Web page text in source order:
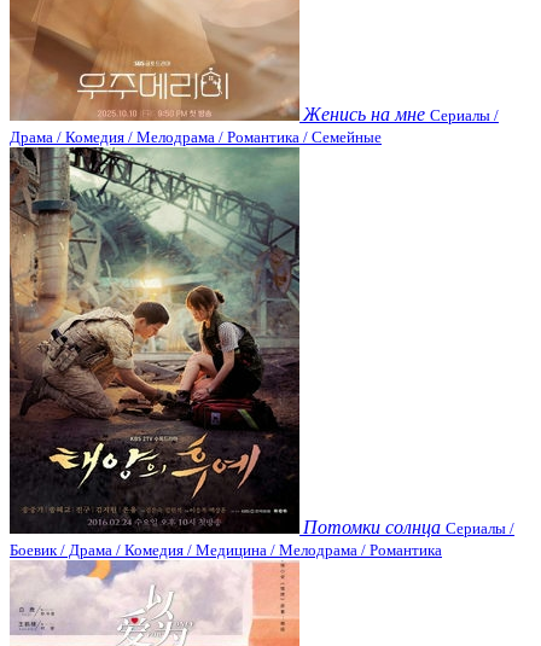
Женись на мне Сериалы /
Драма / Комедия / Мелодрама / Романтика / Семейные
Потомки солнца Сериалы /
Боевик / Драма / Комедия / Медицина / Мелодрама / Романтика